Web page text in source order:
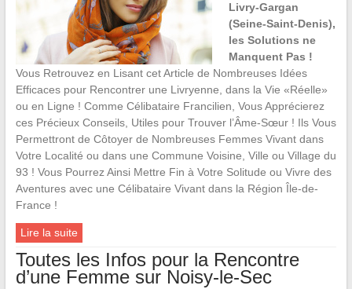
Livry-Gargan
(Seine-Saint-Denis),
les Solutions ne
Manquent Pas !
Vous Retrouvez en Lisant cet Article de Nombreuses Idées
Efficaces pour Rencontrer une Livryenne, dans la Vie «Réelle»
ou en Ligne ! Comme Célibataire Francilien, Vous Apprécierez
ces Précieux Conseils, Utiles pour Trouver l’Âme-Sœur ! Ils Vous
Permettront de Côtoyer de Nombreuses Femmes Vivant dans
Votre Localité ou dans une Commune Voisine, Ville ou Village du
93 ! Vous Pourrez Ainsi Mettre Fin à Votre Solitude ou Vivre des
Aventures avec une Célibataire Vivant dans la Région Île-de-
France !
Lire la suite
Toutes les Infos pour la Rencontre
d’une Femme sur Noisy-le-Sec